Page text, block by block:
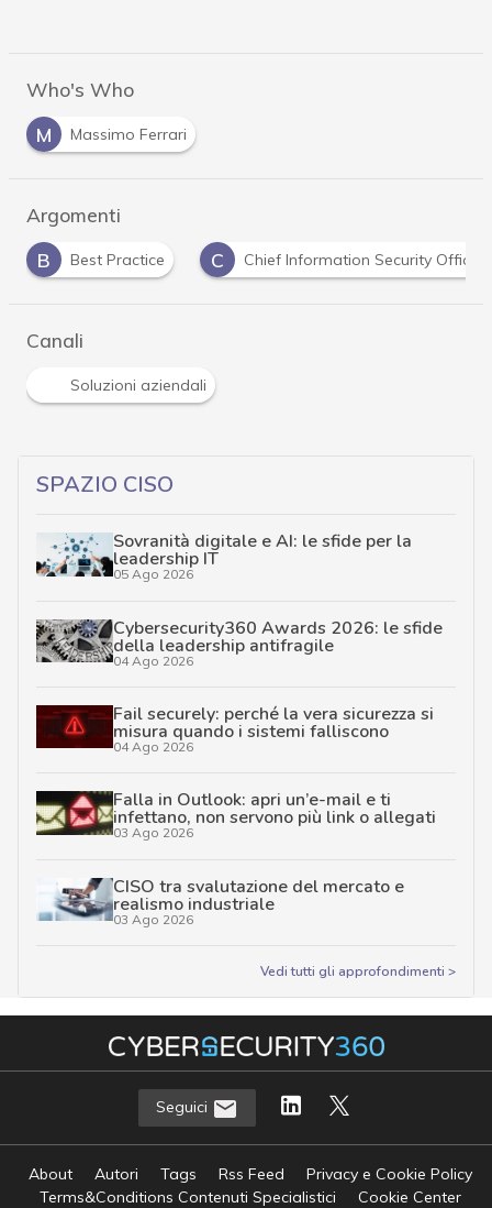
Who's Who
M
Massimo Ferrari
Argomenti
C
Chief Information Security Officer CISO
Canali
Soluzioni aziendali
SPAZIO CISO
Sovranità digitale e AI: le sfide per la
leadership IT
05 Ago 2026
Cybersecurity360 Awards 2026: le sfide
della leadership antifragile
04 Ago 2026
Fail securely: perché la vera sicurezza si
misura quando i sistemi falliscono
04 Ago 2026
Falla in Outlook: apri un’e-mail e ti
infettano, non servono più link o allegati
03 Ago 2026
CISO tra svalutazione del mercato e
realismo industriale
03 Ago 2026
Vedi tutti gli approfondimenti >
Seguici
About Autori Tags Rss Feed
Privacy e Cookie Policy
Terms&Conditions Contenuti Specialistici
Cookie Center